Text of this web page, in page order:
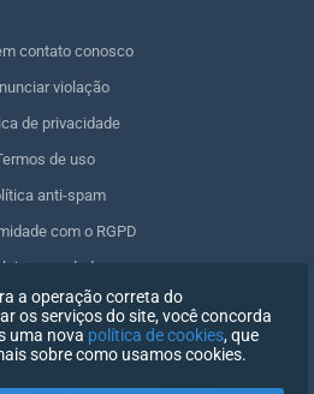
contato conosco
violação
de privacidade
de uso
anti-spam
com o RGPD
meus dados
o consentimento
a operação correta do
os serviços do site, você concorda
uma nova política de cookies, que
sobre como usamos cookies.